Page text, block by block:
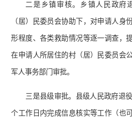
二是乡镇审核。乡镇人民政府
（居）民委员会协助下，对申请人身
形程度、各类救助情况等逐一调查，
在申请人所居住的村（居）民委员会
军人事务部门审批。
三是县级审批。县级人民政府退
个工作日内完成信息核实等工作（也